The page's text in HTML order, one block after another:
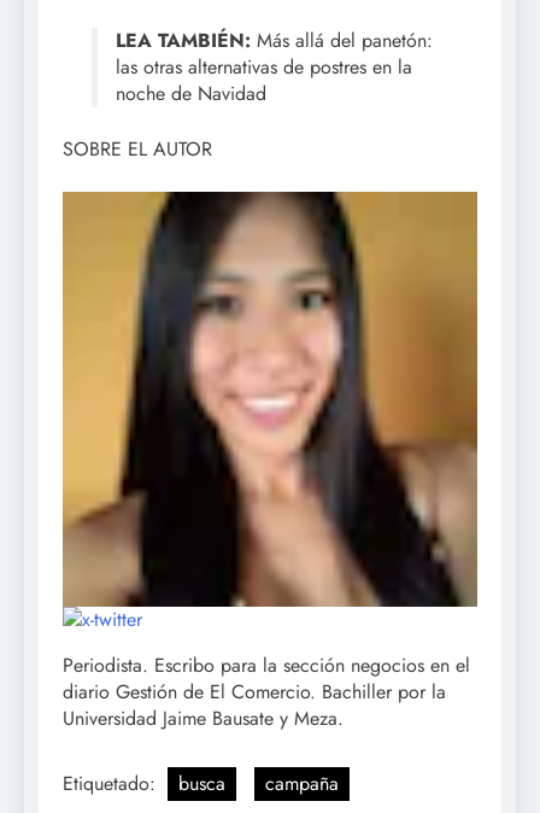
LEA TAMBIÉN: Más allá del panetón:
las otras alternativas de postres en la
noche de Navidad
SOBRE EL AUTOR
Periodista. Escribo para la sección negocios en el
diario Gestión de El Comercio. Bachiller por la
Universidad Jaime Bausate y Meza.
Etiquetado: busca
campaña